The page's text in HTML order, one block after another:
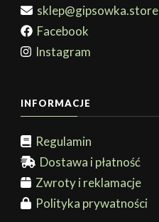
sklep@gipsowka.store
Facebook
Instagram
INFORMACJE
Regulamin
Dostawa i płatność
Zwroty i reklamacje
Polityka prywatności